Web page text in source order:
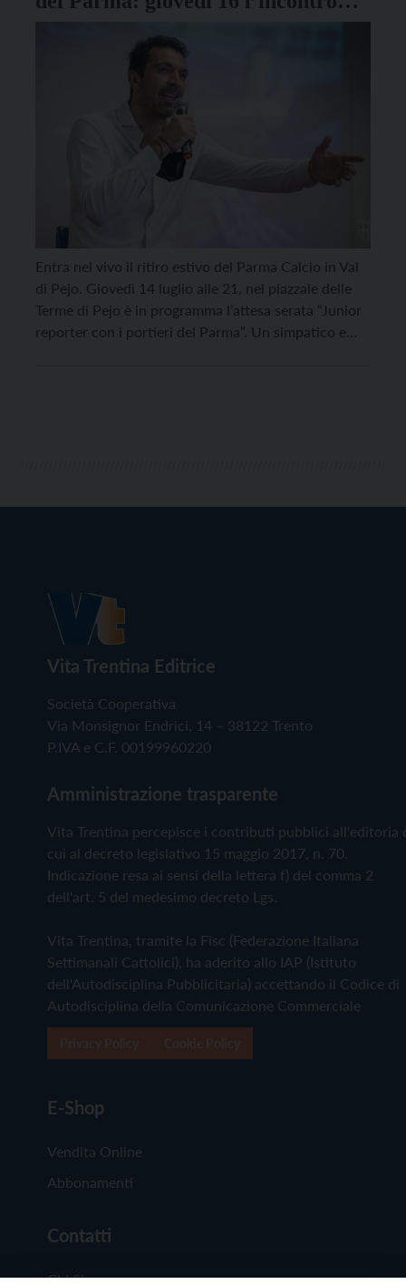
Entra nel vivo il ritiro estivo del Parma Calcio in Val
di Pejo. Giovedì 14 luglio alle 21, nel piazzale delle
Terme di Pejo è in programma l’attesa serata “Junior
reporter con i portieri del Parma”. Un simpatico e
Vita Trentina Editrice
Società Cooperativa
Via Monsignor Endrici, 14 – 38122 Trento
P.IVA e C.F. 00199960220
Amministrazione trasparente
Vita Trentina percepisce i contributi pubblici all'editoria
cui al decreto legislativo 15 maggio 2017, n. 70.
Indicazione resa ai sensi della lettera f) del comma 2
dell'art. 5 del medesimo decreto Lgs.
Vita Trentina, tramite la Fisc (Federazione Italiana
Settimanali Cattolici), ha aderito allo IAP (Istituto
dell'Autodisciplina Pubblicitaria) accettando il Codice di
Autodisciplina della Comunicazione Commerciale
E-Shop
Vendita Online
Abbonamenti
Contatti
Chi Siamo